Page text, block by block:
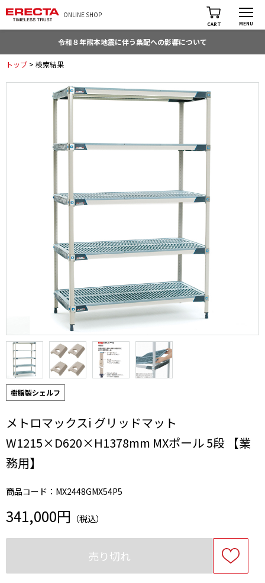
ONLINE SHOP
CART MENU
令和８年熊本地震に伴う集配への影響について
トップ > 検索結果
樹脂製シェルフ
メトロマックスi グリッドマット
W1215×D620×H1378mm MXポール 5段 【業
務用】
商品コード：MX2448GMX54P5
341,000円 （税込）
売り切れ